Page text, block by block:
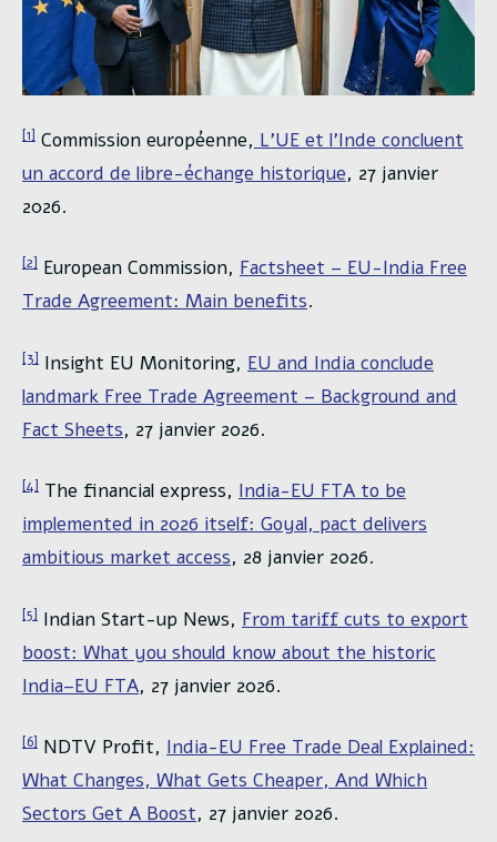
[1] Commission européenne, L’UE et l’Inde concluent
un accord de libre-échange historique, 27 janvier
2026.
[2] European Commission, Factsheet – EU-India Free
Trade Agreement: Main benefits.
[3] Insight EU Monitoring, EU and India conclude
landmark Free Trade Agreement – Background and
Fact Sheets, 27 janvier 2026.
[4] The financial express, India-EU FTA to be
implemented in 2026 itself: Goyal, pact delivers
ambitious market access, 28 janvier 2026.
[5] Indian Start-up News, From tariff cuts to export
boost: What you should know about the historic
India–EU FTA, 27 janvier 2026.
[6] NDTV Profit, India-EU Free Trade Deal Explained:
What Changes, What Gets Cheaper, And Which
Sectors Get A Boost, 27 janvier 2026.